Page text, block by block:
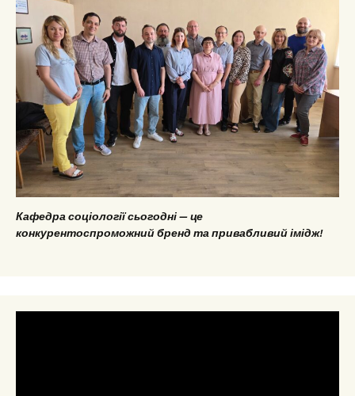
Кафедра соціології сьогодні — це
конкурентоспроможний бренд та привабливий імідж!